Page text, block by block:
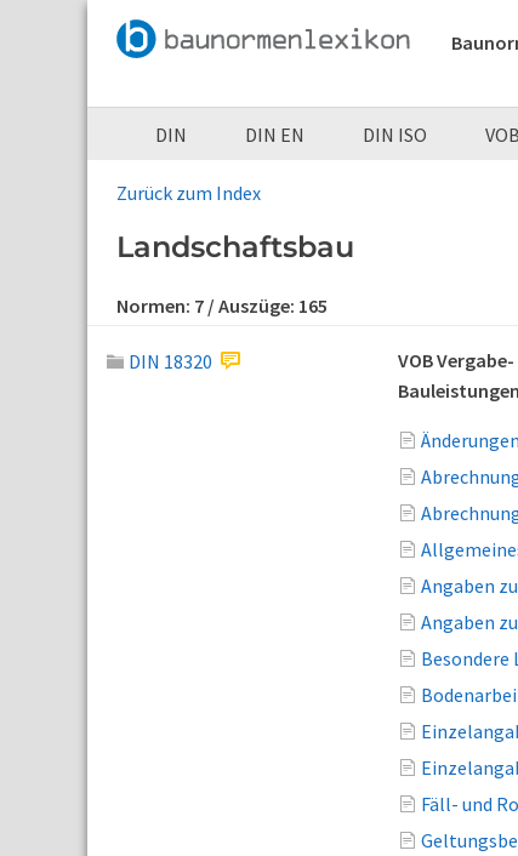
DIN DIN EN DIN ISO VOB
Zurück zum Index
Landschaftsbau
Normen: 7 / Auszüge: 165
DIN 18320
VOB
Angaben
Angaben
Besondere
Fäll- und